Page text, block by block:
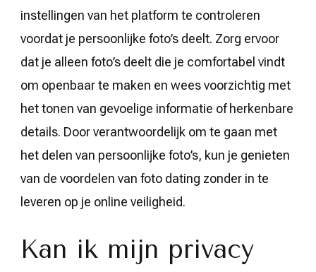
instellingen van het platform te controleren
voordat je persoonlijke foto’s deelt. Zorg ervoor
dat je alleen foto’s deelt die je comfortabel vindt
om openbaar te maken en wees voorzichtig met
het tonen van gevoelige informatie of herkenbare
details. Door verantwoordelijk om te gaan met
het delen van persoonlijke foto’s, kun je genieten
van de voordelen van foto dating zonder in te
leveren op je online veiligheid.
Kan ik mijn privacy